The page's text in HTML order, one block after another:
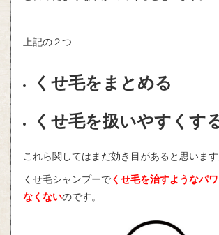
上記の２つ
くせ毛をまとめる
くせ毛を扱いやすくす
これら関してはまだ効き目があると思います
くせ毛シャンプーでくせ毛を治すようなパ
なくないのです。